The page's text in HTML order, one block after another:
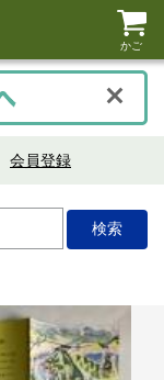
かご
会員登録